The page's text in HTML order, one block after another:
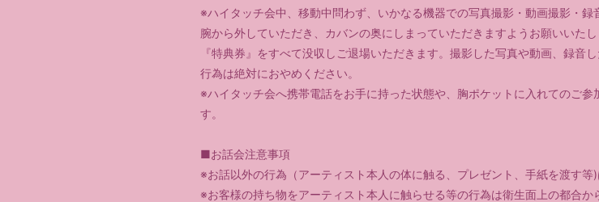
※ハイタッチ会中、移動中問わず、いかなる機器での写真撮影・動画撮影・
腕から外していただき、カバンの奥にしまっていただきますようお願いいた
『特典券』をすべて没収しご退場いただきます。撮影した写真や動画、録音
行為は絶対におやめください。
※ハイタッチ会へ携帯電話をお手に持った状態や、胸ポケットに入れてのご
す。
■お話会注意事項
※お話以外の行為（アーティスト本人の体に触る、プレゼント、手紙を渡す等)
※お客様の持ち物をアーティスト本人に触らせる等の行為は衛生面上の都合か